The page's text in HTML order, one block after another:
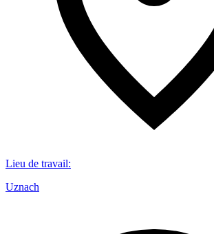
Lieu de travail:
Uznach